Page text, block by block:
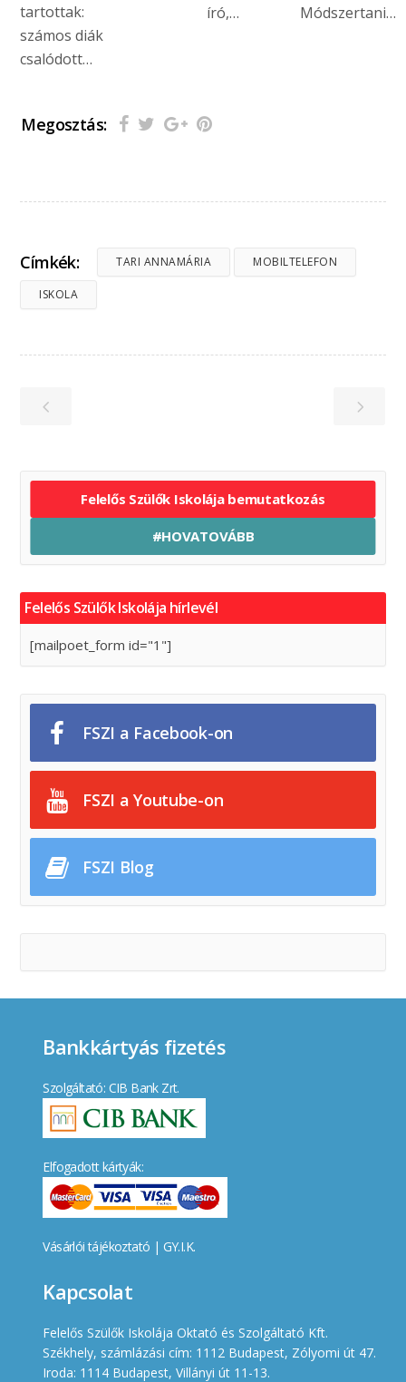
tartottak:
számos diák
csalódott…
író,…
Módszertani…
Megosztás:
Címkék: TARI ANNAMÁRIA MOBILTELEFON
ISKOLA
Felelős Szülők Iskolája bemutatkozás
#HOVATOVÁBB
Felelős Szülők Iskolája hírlevél
[mailpoet_form id="1"]
FSZI a Facebook-on
FSZI a Youtube-on
FSZI Blog
Bankkártyás fizetés
Szolgáltató: CIB Bank Zrt.
Elfogadott kártyák:
Vásárlói tájékoztató | GY.I.K.
Kapcsolat
Felelős Szülők Iskolája Oktató és Szolgáltató Kft.
Székhely, számlázási cím: 1112 Budapest, Zólyomi út 47.
Iroda: 1114 Budapest, Villányi út 11-13.